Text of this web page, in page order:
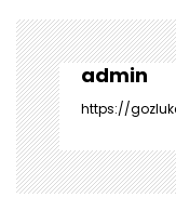
e
z
i
n
m
e
s
admin
https://